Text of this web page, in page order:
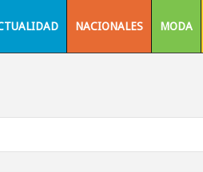
NACIONALES MODA